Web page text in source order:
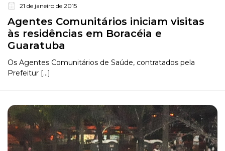
21 de janeiro de 2015
Agentes Comunitários iniciam visitas
às residências em Boracéia e
Guaratuba
Os Agentes Comunitários de Saúde, contratados pela
Prefeitur [...]